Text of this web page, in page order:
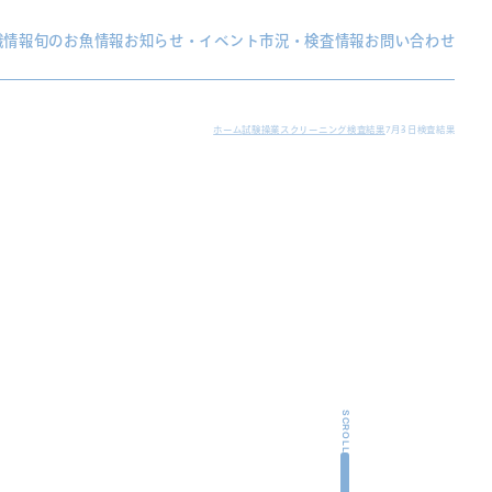
情報旬のお魚情報お知らせ・イベント市況・検査情報お問い合わせ
ホーム試験操業スクリーニング検査結果7月3日検査結果
SCROLL